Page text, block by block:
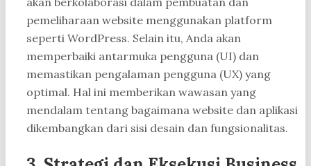
pemeliharaan website menggunakan platform
seperti WordPress. Selain itu, Anda akan
memperbaiki antarmuka pengguna (UI) dan
memastikan pengalaman pengguna (UX) yang
optimal. Hal ini memberikan wawasan yang
mendalam tentang bagaimana website dan aplikasi
dikembangkan dari sisi desain dan fungsionalitas.